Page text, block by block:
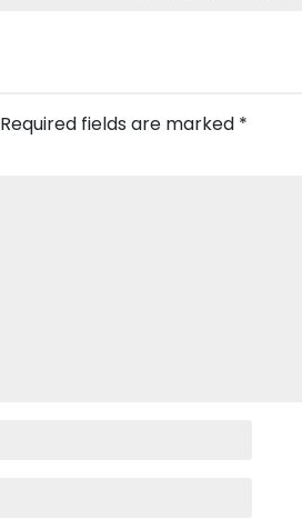
Required fields are marked *